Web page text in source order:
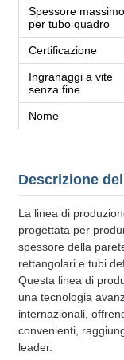
Spessore massimo
per tubo quadro
Certificazione
Ingranaggi a vite
senza fine
Nome
Descrizione
La linea di
progettata per
spessore della
rettangolari e tubi
Questa linea di
una tecnologia
internazionali,
convenienti,
leader.